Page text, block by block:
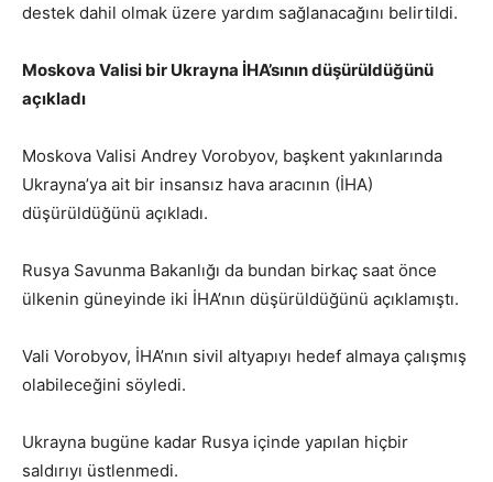
destek dahil olmak üzere yardım sağlanacağını belirtildi.
Moskova Valisi bir Ukrayna İHA’sının düşürüldüğünü
açıkladı
Moskova Valisi Andrey Vorobyov, başkent yakınlarında
Ukrayna’ya ait bir insansız hava aracının (İHA)
düşürüldüğünü açıkladı.
Rusya Savunma Bakanlığı da bundan birkaç saat önce
ülkenin güneyinde iki İHA’nın düşürüldüğünü açıklamıştı.
Vali Vorobyov, İHA’nın sivil altyapıyı hedef almaya çalışmış
olabileceğini söyledi.
Ukrayna bugüne kadar Rusya içinde yapılan hiçbir
saldırıyı üstlenmedi.